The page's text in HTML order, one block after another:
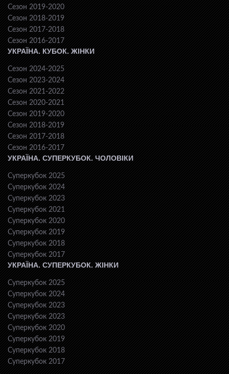
Сезон 2019-2020
Сезон 2018-2019
Сезон 2017-2018
Сезон 2016-2017
УКРАЇНА. КУБОК. ЖІНКИ
Сезон 2024-2025
Сезон 2023-2024
Сезон 2021-2022
Сезон 2020-2021
Сезон 2019-2020
Сезон 2018-2019
Сезон 2017-2018
Сезон 2016-2017
УКРАЇНА. СУПЕРКУБОК. ЧОЛОВІКИ
Суперкубок 2025
Суперкубок 2024
Суперкубок 2023
Суперкубок 2021
Суперкубок 2020
Суперкубок 2019
Суперкубок 2018
Суперкубок 2017
УКРАЇНА. СУПЕРКУБОК. ЖІНКИ
Суперкубок 2025
Суперкубок 2024
Суперкубок 2023
Суперкубок 2023
Суперкубок 2020
Суперкубок 2019
Суперкубок 2018
Суперкубок 2017